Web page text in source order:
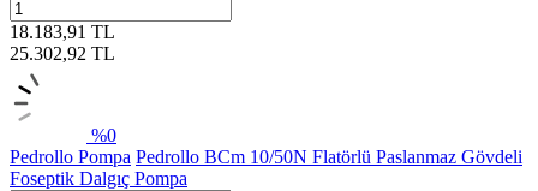
18.183,91 TL
25.302,92 TL
%0
Pedrollo Pompa Pedrollo BCm 10/50N Flatörlü Paslanmaz Gövdeli
Foseptik Dalgıç Pompa